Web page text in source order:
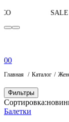
SALE на
00
Главная Каталог
Фильтры
Сортировка:
Балетки